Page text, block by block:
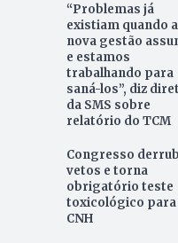
“Problemas já
existiam quando a
nova gestão
e estamos
trabalhando para
saná-los”, diz
da SMS sobre
relatório do TCM
Congresso
vetos e torna
obrigatório teste
toxicológico para
CNH